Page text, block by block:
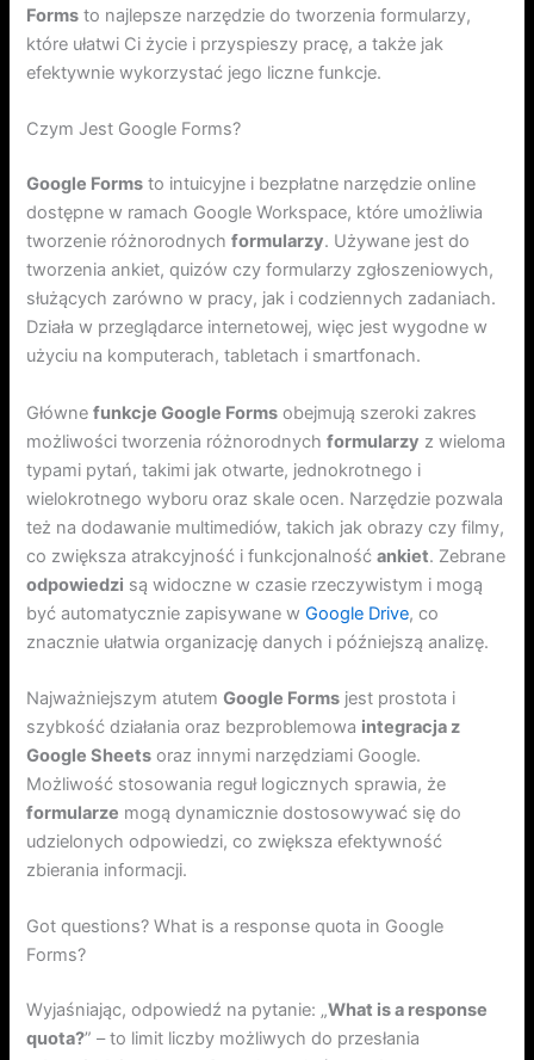
Forms to najlepsze narzędzie do tworzenia formularzy,
które ułatwi Ci życie i przyspieszy pracę, a także jak
efektywnie wykorzystać jego liczne funkcje.
Czym Jest Google Forms?
Google Forms to intuicyjne i bezpłatne narzędzie online
dostępne w ramach Google Workspace, które umożliwia
tworzenie różnorodnychformularzy. Używane jest do
tworzenia ankiet, quizów czy formularzy zgłoszeniowych,
służących zarówno w pracy, jak i codziennych zadaniach.
Działa w przeglądarce internetowej, więc jest wygodne w
użyciu na komputerach, tabletach i smartfonach.
Głównefunkcje Google Forms obejmują szeroki zakres
możliwości tworzenia różnorodnychformularzy z wieloma
typami pytań, takimi jak otwarte, jednokrotnego i
wielokrotnego wyboru oraz skale ocen. Narzędzie pozwala
też na dodawanie multimediów, takich jak obrazy czy filmy,
co zwiększa atrakcyjność i funkcjonalnośćankiet. Zebrane
odpowiedzi są widoczne w czasie rzeczywistym i mogą
być automatycznie zapisywane wGoogle Drive, co
znacznie ułatwia organizację danych i późniejszą analizę.
Najważniejszym atutemGoogle Forms jest prostota i
szybkość działania oraz bezproblemowa integracja z
Google Sheets oraz innymi narzędziami Google.
Możliwość stosowania reguł logicznych sprawia, że
formularze mogą dynamicznie dostosowywać się do
udzielonych odpowiedzi, co zwiększa efektywność
zbierania informacji.
Got questions? What is a response quota in Google
Forms?
Wyjaśniając, odpowiedź na pytanie: „What is a response
quota?” – to limit liczby możliwych do przesłania